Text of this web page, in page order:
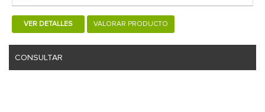
VER DETALLES VALORAR PRODUCTO
CONSULTAR